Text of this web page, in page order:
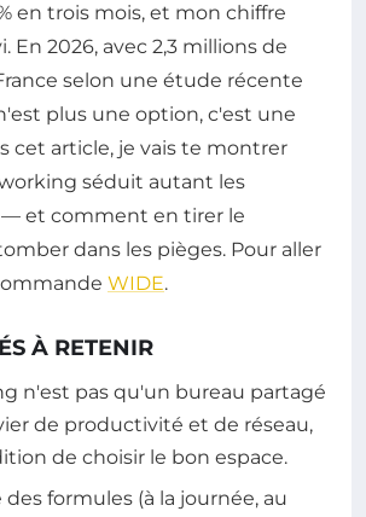
en trois mois, et mon chiffre
En 2026, avec 2,3 millions de
selon une étude récente
plus une option, c'est une
cet article, je vais te montrer
séduit autant les
et comment en tirer le
dans les pièges. Pour aller
WIDE.
À RETENIR
n'est pas qu'un bureau partagé
de productivité et de réseau,
de choisir le bon espace.
formules (à la journée, au